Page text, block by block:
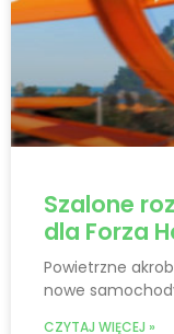
Szalone
dla Forza
Powietrzne
nowe
CZYTAJ WIĘCEJ »